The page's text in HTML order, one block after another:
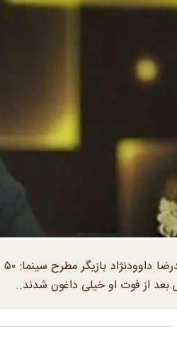
بعد از فوت او خیلی داغون شدند..